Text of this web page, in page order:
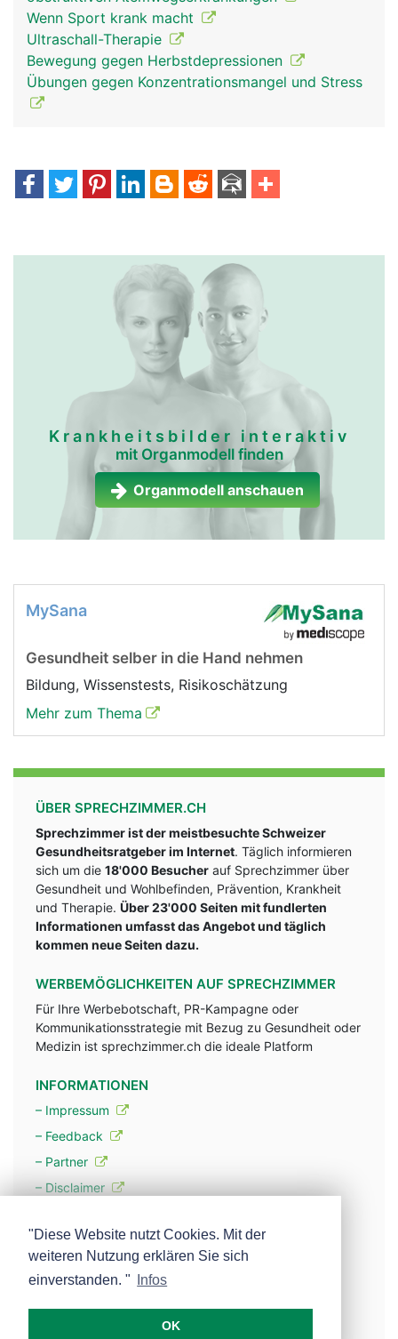
Wenn Sport krank macht
Ultraschall-Therapie
Bewegung gegen Herbstdepressionen
Übungen gegen Konzentrationsmangel und Stress
Krankheitsbilder interaktiv
mit Organmodell finden
Organmodell anschauen
MySana
Gesundheit selber in die Hand nehmen
Bildung, Wissenstests, Risikoschätzung
Mehr zum Thema
ÜBER SPRECHZIMMER.CH
Sprechzimmer ist der meistbesuchte Schweizer
Gesundheitsratgeber im Internet. Täglich informieren
sich um die 18'000 Besucher auf Sprechzimmer über
Gesundheit und Wohlbefinden, Prävention, Krankheit
und Therapie. Über 23'000 Seiten mit fundlerten
Informationen umfasst das Angebot und täglich
kommen neue Seiten dazu.
WERBEMÖGLICHKEITEN AUF SPRECHZIMMER
Für Ihre Werbebotschaft, PR-Kampagne oder
Kommunikationsstrategie mit Bezug zu Gesundheit oder
Medizin ist sprechzimmer.ch die ideale Platform
INFORMATIONEN
– Impressum
– Feedback
– Partner
– Disclaimer
– Werbung
– Mehr über unsere Experten
"Diese Website nutzt Cookies. Mit der
weiteren Nutzung erklären Sie sich
einverstanden. "
Infos
OK